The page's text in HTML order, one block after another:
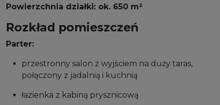
Powierzchnia działki: ok. 650 m²
Rozkład pomieszczeń
Parter:
przestronny salon z wyjściem na duży taras,
połączony z jadalnią i kuchnią
łazienka z kabiną prysznicową